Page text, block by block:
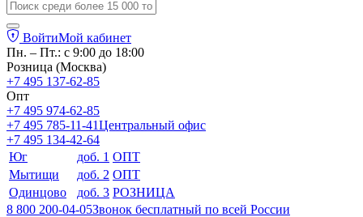
ВойтиМой кабинет
Пн. – Пт.: с 9:00 до 18:00
Розница (Москва)
+7 495 137-62-85
Опт
+7 495 974-62-85
+7 495 785-11-41Центральный офис
+7 495 134-42-64
Юг
доб. 1 ОПТ
Мытищи
доб. 2 ОПТ
Одинцово
доб. 3 РОЗНИЦА
8 800 200-04-05Звонок бесплатный по всей России